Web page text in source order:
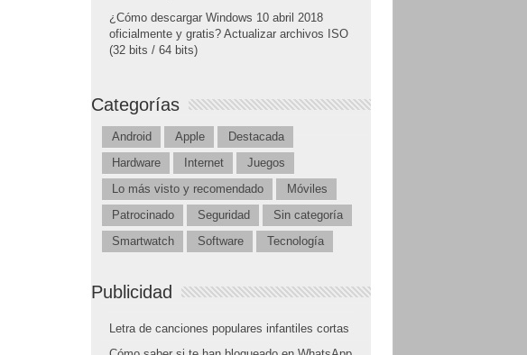
¿Cómo descargar Windows 10 abril 2018
oficialmente y gratis? Actualizar archivos ISO
(32 bits / 64 bits)
Categorías
Android Apple
Destacada
Hardware
Internet
Juegos
Lo más visto y recomendado
Móviles
Patrocinado
Seguridad
Sin categoría
Smartwatch
Software Tecnología
Publicidad
Letra de canciones populares infantiles cortas